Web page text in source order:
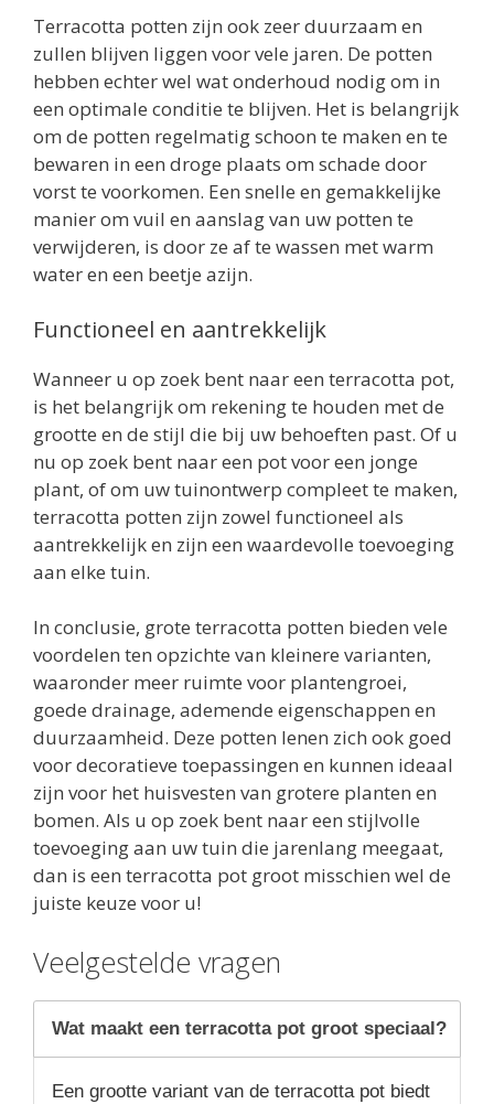
Terracotta potten zijn ook zeer duurzaam en
zullen blijven liggen voor vele jaren. De potten
hebben echter wel wat onderhoud nodig om in
een optimale conditie te blijven. Het is belangrijk
om de potten regelmatig schoon te maken en te
bewaren in een droge plaats om schade door
vorst te voorkomen. Een snelle en gemakkelijke
manier om vuil en aanslag van uw potten te
verwijderen, is door ze af te wassen met warm
water en een beetje azijn.
Functioneel en aantrekkelijk
Wanneer u op zoek bent naar een terracotta pot,
is het belangrijk om rekening te houden met de
grootte en de stijl die bij uw behoeften past. Of u
nu op zoek bent naar een pot voor een jonge
plant, of om uw tuinontwerp compleet te maken,
terracotta potten zijn zowel functioneel als
aantrekkelijk en zijn een waardevolle toevoeging
aan elke tuin.
In conclusie, grote terracotta potten bieden vele
voordelen ten opzichte van kleinere varianten,
waaronder meer ruimte voor plantengroei,
goede drainage, ademende eigenschappen en
duurzaamheid. Deze potten lenen zich ook goed
voor decoratieve toepassingen en kunnen ideaal
zijn voor het huisvesten van grotere planten en
bomen. Als u op zoek bent naar een stijlvolle
toevoeging aan uw tuin die jarenlang meegaat,
dan is een terracotta pot groot misschien wel de
juiste keuze voor u!
Veelgestelde vragen
Wat maakt een terracotta pot groot speciaal?
Een grootte variant van de terracotta pot biedt